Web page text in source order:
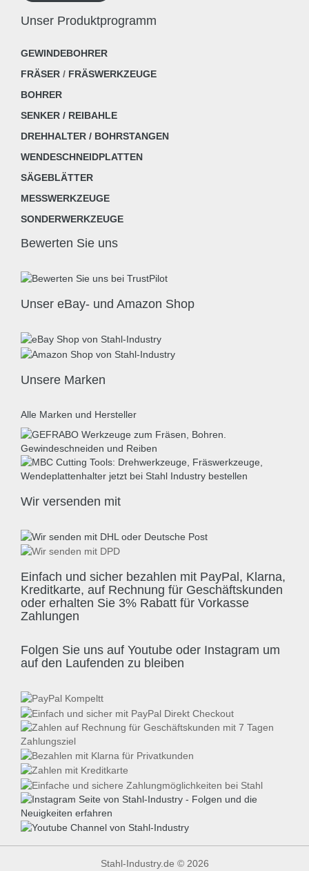
Unser Produktprogramm
GEWINDEBOHRER
FRÄSER / FRÄSWERKZEUGE
BOHRER
SENKER / REIBAHLE
DREHHALTER / BOHRSTANGEN
WENDESCHNEIDPLATTEN
SÄGEBLÄTTER
MESSWERKZEUGE
SONDERWERKZEUGE
Bewerten Sie uns
Unser eBay- und Amazon Shop
Unsere Marken
Alle Marken und Hersteller
Wir versenden mit
Einfach und sicher bezahlen mit PayPal, Klarna,
Kreditkarte, auf Rechnung für Geschäftskunden
oder erhalten Sie 3% Rabatt für Vorkasse
Zahlungen
Folgen Sie uns auf Youtube oder Instagram um
auf den Laufenden zu bleiben
Stahl-Industry.de © 2026